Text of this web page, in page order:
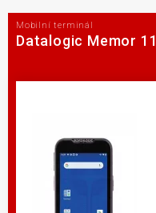
Mobilní terminál
Datalogic Memor 11